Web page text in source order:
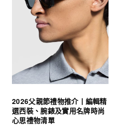
2026父親節禮物推介丨編輯精
選西裝、腕錶及實用名牌時尚
心思禮物清單